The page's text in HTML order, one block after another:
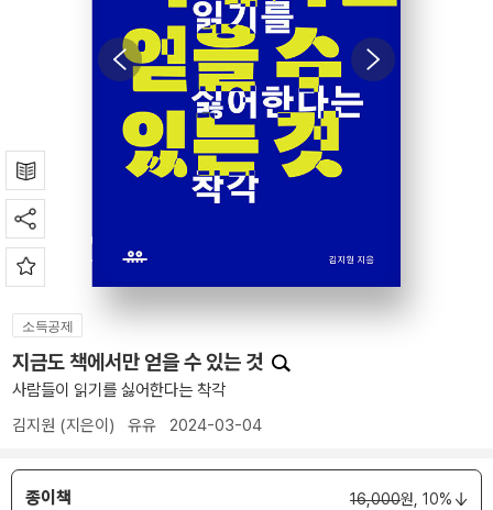
소득공제
지금도 책에서만 얻을 수 있는 것
사람들이 읽기를 싫어한다는 착각
김지원 (지은이) 유유 2024-03-04
종이책 16,000원, 10%